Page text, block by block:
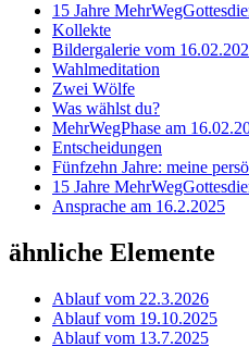
15 Jahre
Kollekte
Bildergalerie vom
Wahlmeditation
Zwei Wölfe
Was wählst du?
MehrWegPhase am
Entscheidungen
Fünfzehn Jahre: meine
15 Jahre
Ansprache am 16.2.2025
ähnliche Elemente
Ablauf vom 22.3.2026
Ablauf vom 19.10.2025
Ablauf vom 13.7.2025